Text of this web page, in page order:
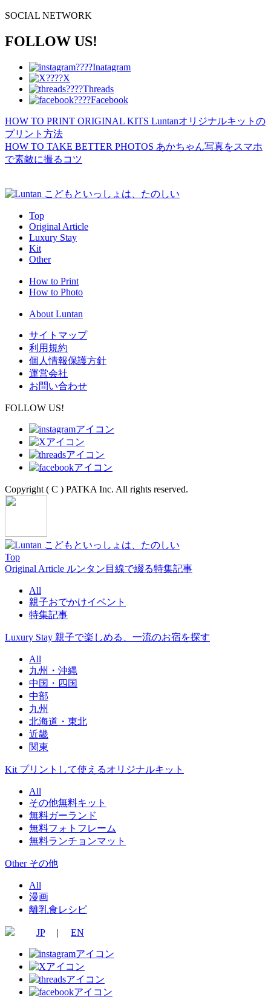
SOCIAL NETWORK
FOLLOW US!
Inatagram
X
Threads
Facebook
HOW TO PRINT ORIGINAL KITS Luntanオリジナルキットの
プリント方法
HOW TO TAKE BETTER PHOTOS あかちゃん写真をスマホ
で素敵に撮るコツ
Top
Original Article
Luxury Stay
Kit
Other
How to Print
How to Photo
About Luntan
サイトマップ
利用規約
個人情報保護方針
運営会社
お問い合わせ
FOLLOW US!
Copyright ( C ) PATKA Inc. All rights reserved.
Top
Original Article ルンタン目線で綴る特集記事
All
親子おでかけイベント
特集記事
Luxury Stay 親子で楽しめる、一流のお宿を探す
All
九州・沖縄
中国・四国
中部
九州
北海道・東北
近畿
関東
Kit プリントして使えるオリジナルキット
All
その他無料キット
無料ガーランド
無料フォトフレーム
無料ランチョンマット
Other その他
All
漫画
離乳食レシピ
JP| EN